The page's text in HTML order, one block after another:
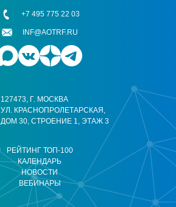
РЕЙТИНГ ТОП-100
КАЛЕНДАРЬ
НОВОСТИ
ВЕБИНАРЫ
127473, Г. МОСКВА
УЛ. КРАСНОПРОЛЕТАРСКАЯ,
ДОМ 30, СТРОЕНИЕ 1, ЭТАЖ 3
+7 495 775 22 03
INF@AOTRF.RU